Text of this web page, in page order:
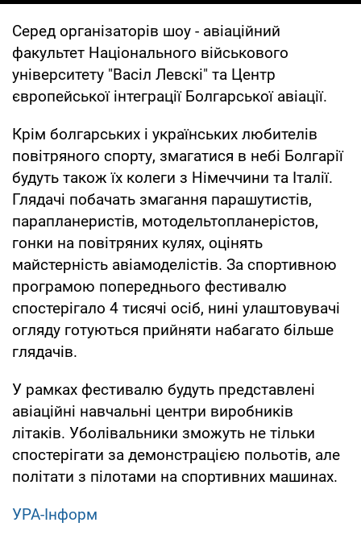
Серед організаторів шоу - авіаційний
факультет Національного військового
університету "Васіл Левскі" та Центр
європейської інтеграції Болгарської авіації.
Крім болгарських і українських любителів
повітряного спорту, змагатися в небі Болгарії
будуть також їх колеги з Німеччини та Італії.
Глядачі побачать змагання парашутистів,
парапланеристів, мотодельтопланерістов,
гонки на повітряних кулях, оцінять
майстерність авіамоделістів. За спортивною
програмою попереднього фестивалю
спостерігало 4 тисячі осіб, нині улаштовувачі
огляду готуються прийняти набагато більше
глядачів.
У рамках фестивалю будуть представлені
авіаційні навчальні центри виробників
літаків. Уболівальники зможуть не тільки
спостерігати за демонстрацією польотів, але
політати з пілотами на спортивних машинах.
УРА-Інформ